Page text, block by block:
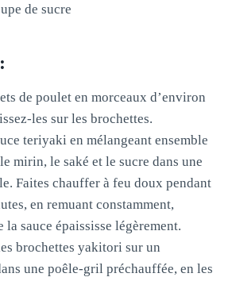
de sucre
de poulet en morceaux d’environ
les sur les brochettes.
teriyaki en mélangeant ensemble
mirin, le saké et le sucre dans une
Faites chauffer à feu doux pendant
en remuant constamment,
la sauce épaississe légèrement.
brochettes yakitori sur un
une poêle-gril préchauffée, en les